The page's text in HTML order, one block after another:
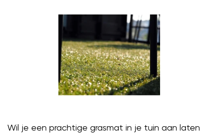
Wil je een prachtige grasmat in je tuin aan laten